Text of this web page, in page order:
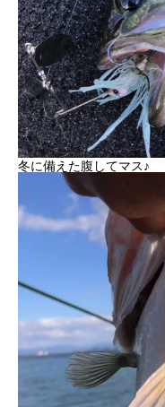
冬に備えた腹してマス♪